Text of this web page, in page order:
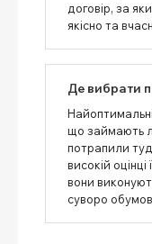
договір, за
якісно та
Де вибрати
що займають
потрапили
високій
вони
суворо